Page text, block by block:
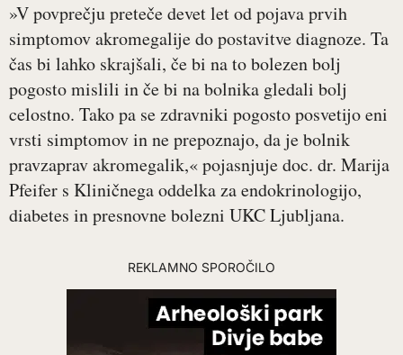
»V povprečju preteče devet let od pojava prvih
simptomov akromegalije do postavitve diagnoze. Ta
čas bi lahko skrajšali, če bi na to bolezen bolj
pogosto mislili in če bi na bolnika gledali bolj
celostno. Tako pa se zdravniki pogosto posvetijo eni
vrsti simptomov in ne prepoznajo, da je bolnik
pravzaprav akromegalik,« pojasnjuje doc. dr. Marija
Pfeifer s Kliničnega oddelka za endokrinologijo,
diabetes in presnovne bolezni UKC Ljubljana.
REKLAMNO SPOROČILO